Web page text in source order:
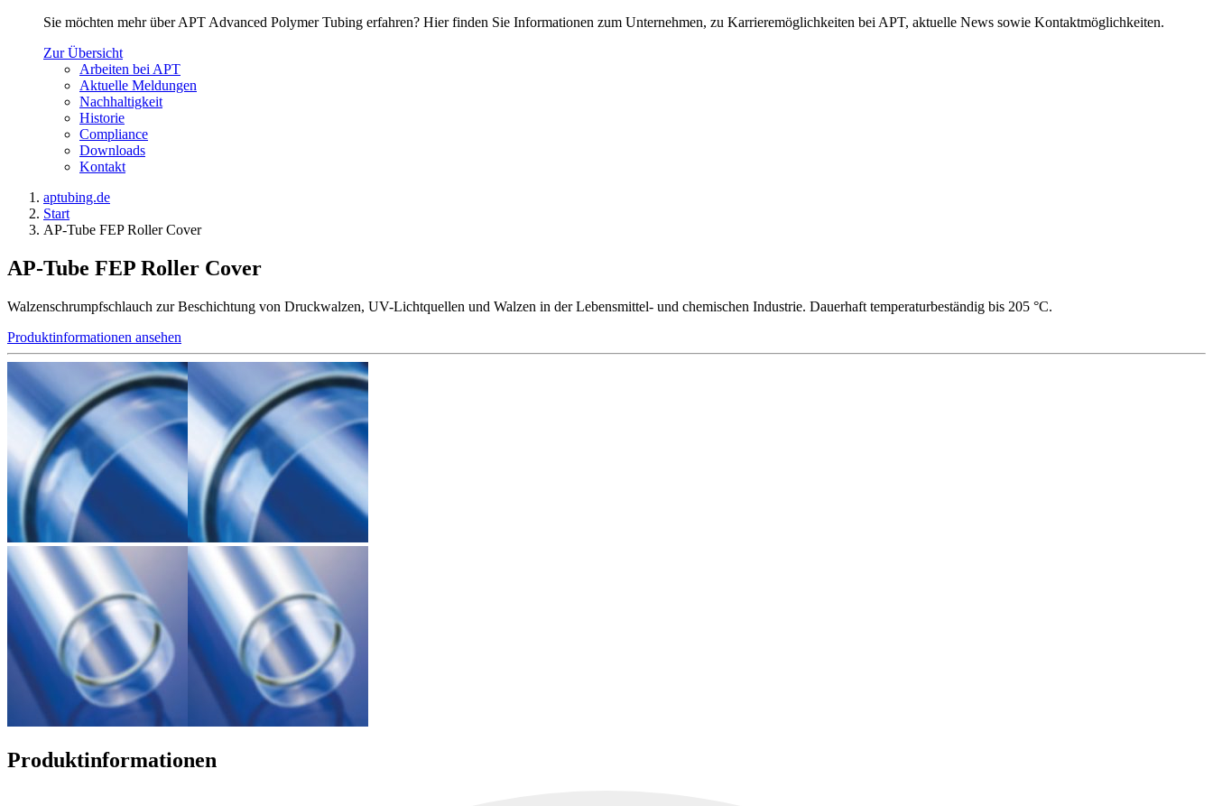
Sie möchten mehr über APT Advanced Polymer Tubing erfahren? Hier finden Sie Informationen zum Unternehmen, zu Karrieremöglichkeiten bei APT, aktuelle News sowie Kontaktmöglichkeiten.
Zur Übersicht
Arbeiten bei APT
Aktuelle Meldungen
Nachhaltigkeit
Historie
Compliance
Downloads
Kontakt
aptubing.de
Start
AP-Tube FEP Roller Cover
AP-Tube FEP Roller Cover
Walzenschrumpfschlauch zur Beschichtung von Druckwalzen, UV-Lichtquellen und Walzen in der Lebensmittel- und chemischen Industrie. Dauerhaft temperaturbeständig bis 205 °C.
Produktinformationen ansehen
Produktinformationen